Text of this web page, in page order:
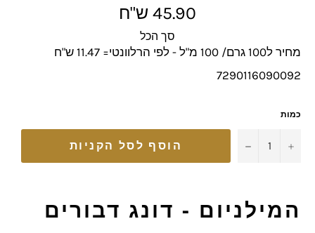
מחיר
מלא
45.90 ש"ח
סך הכל
מחיר ל100 גרם/ 100 מ"ל - לפי הרלוונטי= 11.47 ש"ח
7290116090092
כמות
− + הוסף לסל הקניות
המילניום - דונג דבורים